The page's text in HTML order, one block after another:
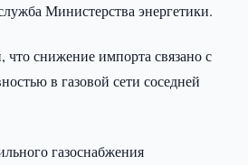
Министерства энергетики.
что снижение импорта связано с
в газовой сети соседней
газоснабжения